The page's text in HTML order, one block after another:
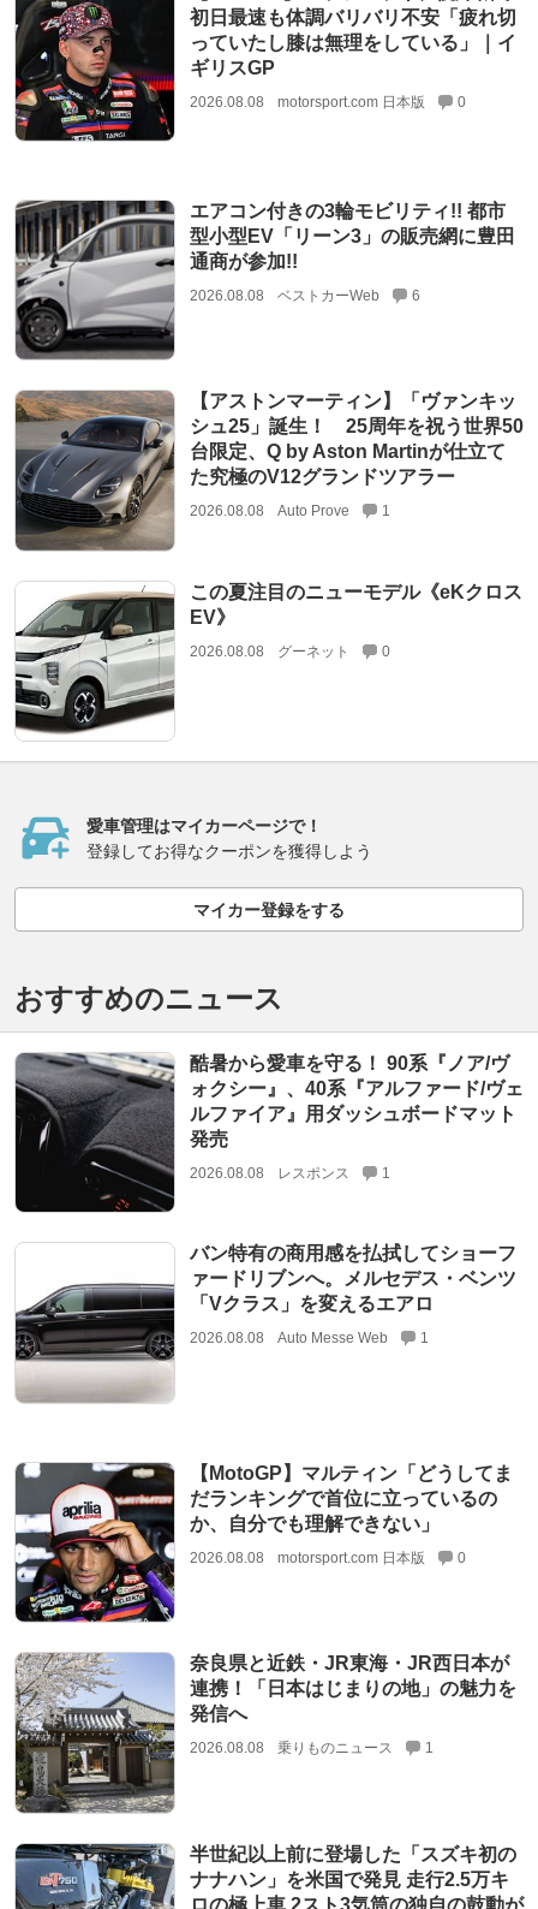
初日最速も体調バリバリ不安「疲れ切
っていたし膝は無理をしている」｜イ
ギリスGP
2026.08.08 motorsport.com 日本版 0
エアコン付きの3輪モビリティ!! 都市
型小型EV「リーン3」の販売網に豊田
通商が参加!!
2026.08.08 ベストカーWeb 6
【アストンマーティン】「ヴァンキッ
シュ25」誕生！ 25周年を祝う世界50
台限定、Q by Aston Martinが仕立て
た究極のV12グランドツアラー
2026.08.08 Auto Prove 1
この夏注目のニューモデル《eKクロス
EV》
2026.08.08 グーネット 0
愛車管理はマイカーページで！
登録してお得なクーポンを獲得しよう
マイカー登録をする
おすすめのニュース
酷暑から愛車を守る！ 90系『ノア/ヴ
ォクシー』、40系『アルファード/ヴェ
ルファイア』用ダッシュボードマット
発売
2026.08.08 レスポンス 1
バン特有の商用感を払拭してショーフ
ァードリブンへ。メルセデス・ベンツ
「Vクラス」を変えるエアロ
2026.08.08 Auto Messe Web 1
【MotoGP】マルティン「どうしてま
だランキングで首位に立っているの
か、自分でも理解できない」
2026.08.08 motorsport.com 日本版 0
奈良県と近鉄・JR東海・JR西日本が
連携！「日本はじまりの地」の魅力を
発信へ
2026.08.08 乗りものニュース 1
半世紀以上前に登場した「スズキ初の
ナナハン」を米国で発見 走行2.5万キ
ロの極上車 2スト3気筒の独自の鼓動が